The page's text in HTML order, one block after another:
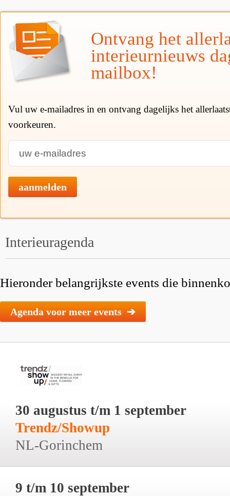
Ontvang het
interieurnieuws
mailbox!
Vul uw e-mailadres in en ontvang dagelijks het
voorkeuren.
aanmelden
Interieuragenda
Hieronder belangrijkste events die
Agenda voor meer events ➔
30 augustus t/m 1 september
Trendz/Showup
NL-Gorinchem
9 t/m 10 september